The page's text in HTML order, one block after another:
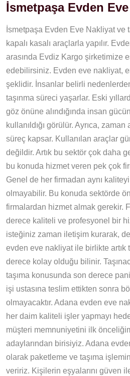
İsmetpaşa Evden
İsmetpaşa Evden Eve Nakliyat ve
kapalı kasalı araçlarla yapılır.
arasında Evdiz Kargo şirketimize
edebilirsiniz. Evden eve nakliyat,
şeklidir. İnsanlar belirli
taşınma süreci yaşarlar. Eski
göz önüne alındığında insan
kullanıldığı görülür. Ayrıca,
süreç kapsar. Kullanılan araçlar
değildir. Artık bu sektör çok daha
bu konuda hizmet veren pek çok
Genel de her firmadan aynı
olmayabilir. Bu konuda sektörde
firmalardan hizmet almak gerekir.
derece kaliteli ve profesyonel bir
isteğiniz zaman iletişim kurarak,
evden eve nakliyat ile birlikte artık
derece kolay olduğu bilinir.
taşıma konusunda son derece
işi ustasına teslim ettikten sonra
olmayacaktır. Adana evden eve
her daim kaliteli işler yapmayı
müşteri memnuniyetini ilk
adaylarından birisiyiz. Adana
olarak paketleme ve taşıma
veririz. Kişilerin eşyalarını güven